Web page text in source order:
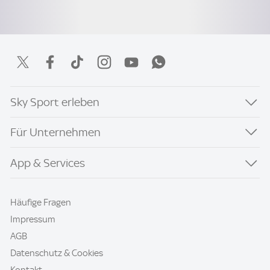
Sky Sport erleben
Für Unternehmen
App & Services
Häufige Fragen
Impressum
AGB
Datenschutz & Cookies